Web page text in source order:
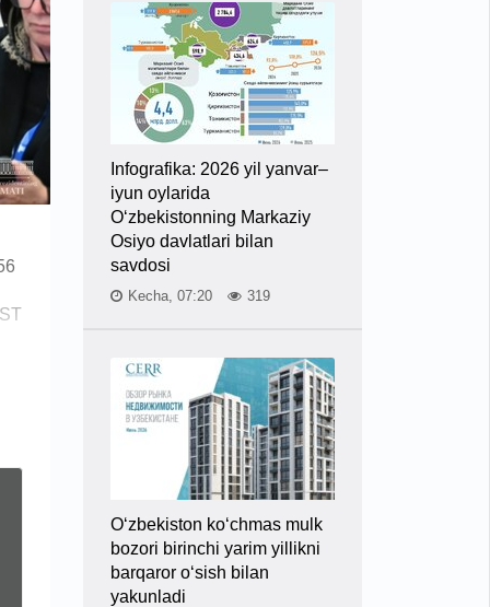
Infografika: 2026 yil yanvar–
iyun oylarida
O‘zbekistonning Markaziy
Osiyo davlatlari bilan
savdosi
Kecha, 07:20 319
O‘zbekiston ko‘chmas mulk
bozori birinchi yarim yillikni
barqaror o‘sish bilan
yakunladi